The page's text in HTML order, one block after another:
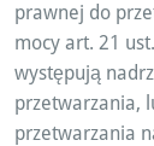
prawnej do
mocy art. 21
występują
przetwarzania,
przetwarzania